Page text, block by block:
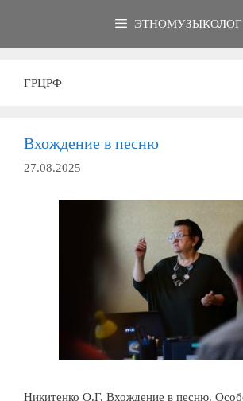
ЭТНОМУЗЫКОЛОГ
ГРЦРФ
Вхождение в песню
27.08.2025
Никитенко О.Г. Вхождение в песню.